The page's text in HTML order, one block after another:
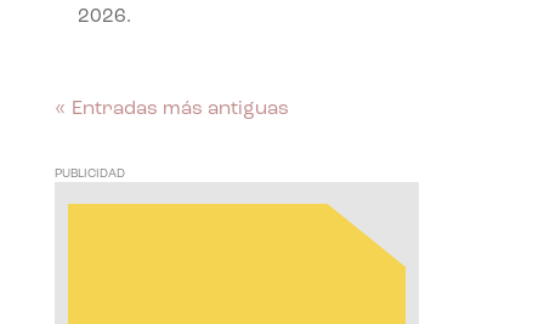
2026.
« Entradas más antiguas
PUBLICIDAD